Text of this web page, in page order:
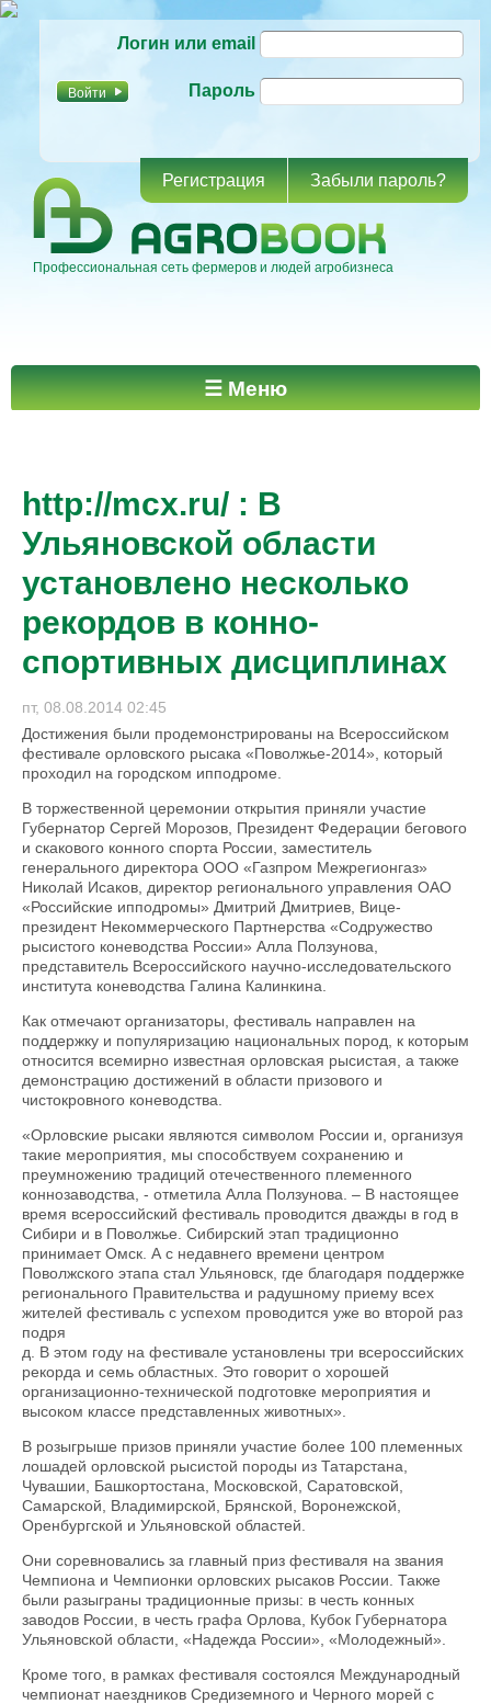
основному
Логин или email
Пароль
Регистрация Забыли пароль?
Профессиональная сеть фермеров и людей агробизнеса
Главное меню ☰ Меню
http://mcx.ru/ : В
Ульяновской области
установлено несколько
рекордов в конно-
спортивных дисциплинах
пт, 08.08.2014 02:45
Достижения были продемонстрированы на Всероссийском
фестивале орловского рысака «Поволжье-2014», который
проходил на городском ипподроме.
В торжественной церемонии открытия приняли участие
Губернатор Сергей Морозов, Президент Федерации бегового
и скакового конного спорта России, заместитель
генерального директора ООО «Газпром Межрегионгаз»
Николай Исаков, директор регионального управления ОАО
«Российские ипподромы» Дмитрий Дмитриев, Вице-
президент Некоммерческого Партнерства «Содружество
рысистого коневодства России» Алла Ползунова,
представитель Всероссийского научно-исследовательского
института коневодства Галина Калинкина.
Как отмечают организаторы, фестиваль направлен на
поддержку и популяризацию национальных пород, к которым
относится всемирно известная орловская рысистая, а также
демонстрацию достижений в области призового и
чистокровного коневодства.
«Орловские рысаки являются символом России и, организуя
такие мероприятия, мы способствуем сохранению и
преумножению традиций отечественного племенного
коннозаводства, - отметила Алла Ползунова. – В настоящее
время всероссийский фестиваль проводится дважды в год в
Сибири и в Поволжье. Сибирский этап традиционно
принимает Омск. А с недавнего времени центром
Поволжского этапа стал Ульяновск, где благодаря поддержке
регионального Правительства и радушному приему всех
жителей фестиваль с успехом проводится уже во второй раз
подря
д. В этом году на фестивале установлены три всероссийских
рекорда и семь областных. Это говорит о хорошей
организационно-технической подготовке мероприятия и
высоком классе представленных животных».
В розыгрыше призов приняли участие более 100 племенных
лошадей орловской рысистой породы из Татарстана,
Чувашии, Башкортостана, Московской, Саратовской,
Самарской, Владимирской, Брянской, Воронежской,
Оренбургской и Ульяновской областей.
Они соревновались за главный приз фестиваля на звания
Чемпиона и Чемпионки орловских рысаков России. Также
были разыграны традиционные призы: в честь конных
заводов России, в честь графа Орлова, Кубок Губернатора
Ульяновской области, «Надежда России», «Молодежный».
Кроме того, в рамках фестиваля состоялся Международный
чемпионат наездников Средиземного и Черного морей с